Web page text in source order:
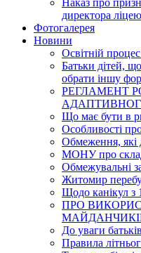
Наказ про
директора
Фотогалерея
Новини
Освітній
Батьки дітей,
обрати іншу
РЕГЛАМЕНТ
Що має бути в
Особливості
Обмеження, які
МОНУ про
Обмежувальні
Житомир
Щодо канікул з
ПРО
До уваги
Правила